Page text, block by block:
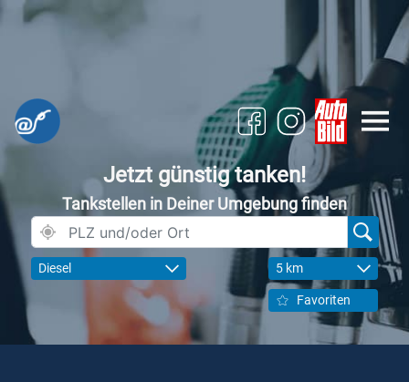
Jetzt günstig tanken!
Tankstellen in Deiner Umgebung finden
Diesel 5 km
Favoriten